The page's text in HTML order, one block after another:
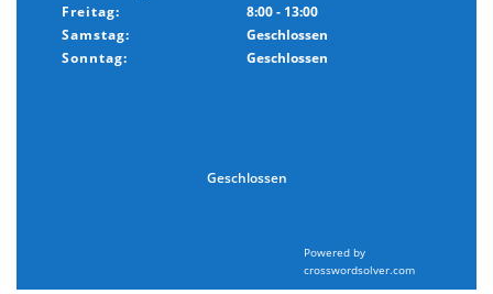
Freitag:
8:00 - 13:00
Samstag:
Geschlossen
Sonntag:
Geschlossen
Geschlossen
Powered by
crosswordsolver.com